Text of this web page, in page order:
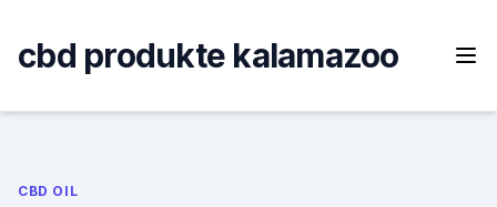
content
cbd produkte kalamazoo
CBD OIL